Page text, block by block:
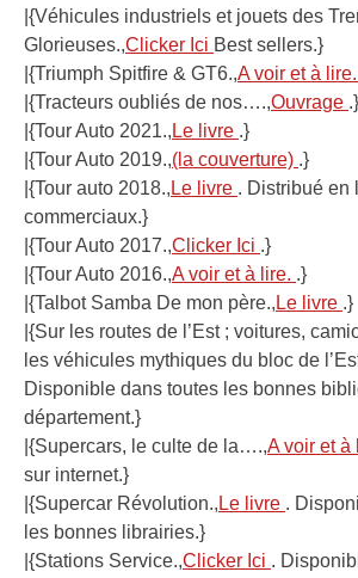
|{Véhicules industriels et jouets des
Glorieuses.,Clicker Ici Best sellers.}
|{Triumph Spitfire & GT6.,A voir et à lire.
|{Tracteurs oubliés de nos….,Ouvrage .}
|{Tour Auto 2021.,Le livre .}
|{Tour Auto 2019.,(la couverture) .}
|{Tour auto 2018.,Le livre . Distribué en
commerciaux.}
|{Tour Auto 2017.,Clicker Ici .}
|{Tour Auto 2016.,A voir et à lire. .}
|{Talbot Samba De mon père.,Le livre .}
|{Sur les routes de l’Est ; voitures,
les véhicules mythiques du bloc de
Disponible dans toutes les bonnes
département.}
|{Supercars, le culte de la….,A voir et à
sur internet.}
|{Supercar Révolution.,Le livre .
les bonnes librairies.}
|{Stations Service.,Clicker Ici .